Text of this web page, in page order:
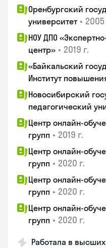
Оренбургский
университет • 2005
НОУ ДПО
центр» • 2019 г.
«Байкальский
Институт
Новосибирский
педагогический
Центр онлайн-
групп • 2019 г.
Центр онлайн-
групп • 2020 г.
Центр онлайн-
групп • 2020 г.
Центр онлайн-
групп • 2020 г.
Работала в